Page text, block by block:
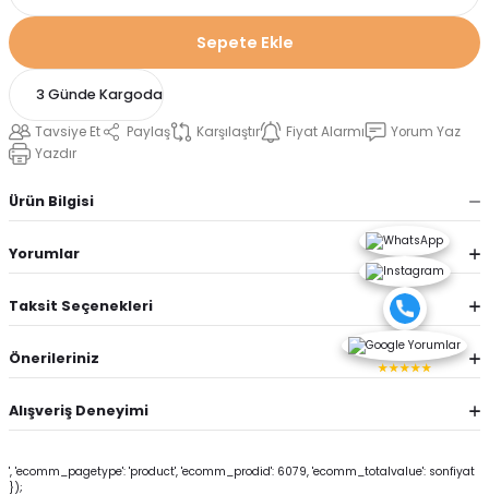
Sepete Ekle
3 Günde Kargoda
Tavsiye Et Paylaş Karşılaştır Fiyat Alarmı
Yorum Yaz
Yazdır
Ürün Bilgisi
Yorumlar
Taksit Seçenekleri
Önerileriniz
Alışveriş Deneyimi
', 'ecomm_pagetype': 'product', 'ecomm_prodid': 6079, 'ecomm_totalvalue': sonfiyat
});
★★★★★